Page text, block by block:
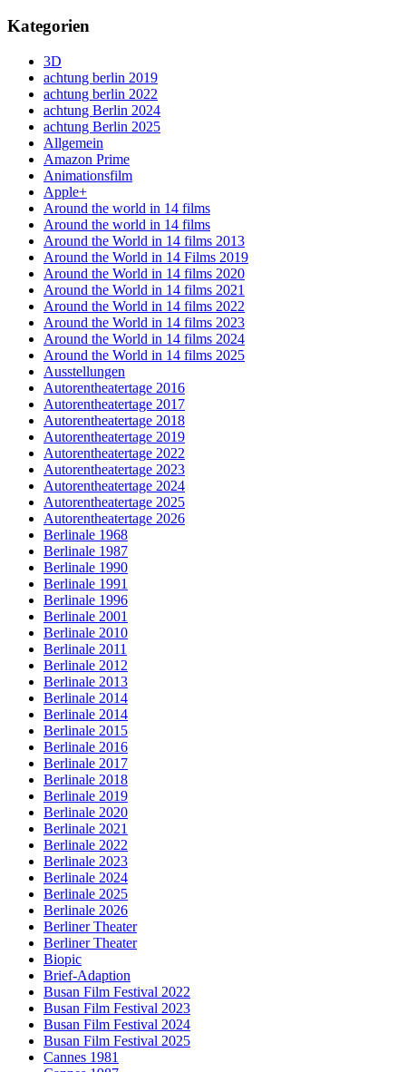
Kategorien
3D
achtung berlin 2019
achtung berlin 2022
achtung Berlin 2024
achtung Berlin 2025
Allgemein
Amazon Prime
Animationsfilm
Apple+
Around the world in 14 films
Around the world in 14 films
Around the World in 14 films 2013
Around the World in 14 Films 2019
Around the World in 14 films 2020
Around the World in 14 films 2021
Around the World in 14 films 2022
Around the World in 14 films 2023
Around the World in 14 films 2024
Around the World in 14 films 2025
Ausstellungen
Autorentheatertage 2016
Autorentheatertage 2017
Autorentheatertage 2018
Autorentheatertage 2019
Autorentheatertage 2022
Autorentheatertage 2023
Autorentheatertage 2024
Autorentheatertage 2025
Autorentheatertage 2026
Berlinale 1968
Berlinale 1987
Berlinale 1990
Berlinale 1991
Berlinale 1996
Berlinale 2001
Berlinale 2010
Berlinale 2011
Berlinale 2012
Berlinale 2013
Berlinale 2014
Berlinale 2014
Berlinale 2015
Berlinale 2016
Berlinale 2017
Berlinale 2018
Berlinale 2019
Berlinale 2020
Berlinale 2021
Berlinale 2022
Berlinale 2023
Berlinale 2024
Berlinale 2025
Berlinale 2026
Berliner Theater
Berliner Theater
Biopic
Brief-Adaption
Busan Film Festival 2022
Busan Film Festival 2023
Busan Film Festival 2024
Busan Film Festival 2025
Cannes 1981